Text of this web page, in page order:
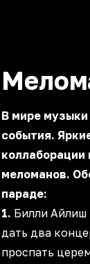
В мире
события.
коллаборации
меломанов.
параде:
1. Билли Айлиш
дать два
проспать